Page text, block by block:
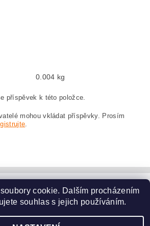
0.004 kg
příspěvek k této položce.
mohou vkládat příspěvky. Prosím
.
www.dodilny.cz
, všechna práva vyhrazena
cookie. Dalším procházením
souhlas s jejich používáním.